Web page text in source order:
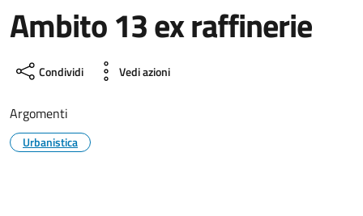
Ambito 13 ex raffinerie
Condividi Vedi azioni
Argomenti
Urbanistica